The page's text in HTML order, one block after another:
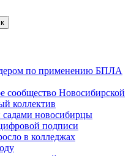
по применению БПЛА
сообщество Новосибирской
коллектив
садами новосибирцы
подписи
в колледжах